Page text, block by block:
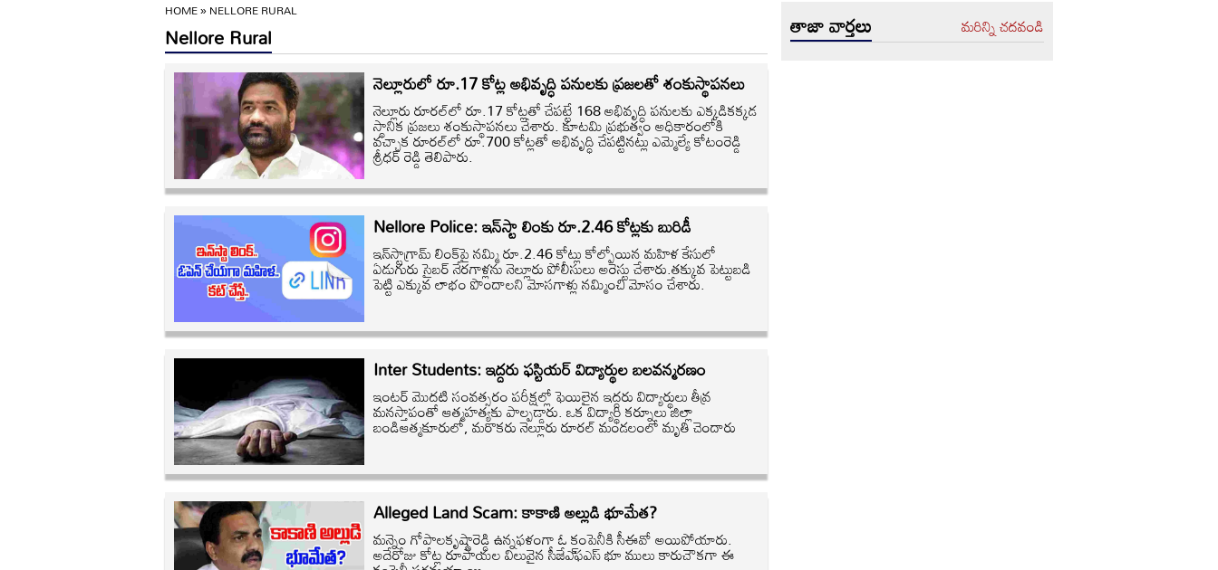
HOME»NELLORE RURAL
Nellore Rural
నెల్లూరులో రూ.17 కోట్ల అభివృద్ధి పనులకు ప్రజలతో శంకుస్థాపనలు
నెల్లూరు రూరల్‌లో రూ.17 కోట్లతో చేపట్టే 168 అభివృద్ధి పనులకు ఎక్కడికక్కడ
స్థానిక ప్రజలు శంకుస్థాపనలు చేశారు. కూటమి ప్రభుత్వం అధికారంలోకి
వచ్చాక రూరల్‌లో రూ.700 కోట్లతో అభివృద్ధి చేపట్టినట్లు ఎమ్మెల్యే కోటంరెడ్డి
శ్రీధర్ రెడ్డి తెలిపారు.
Nellore Police: ఇన్‌స్టా లింకు రూ.2.46 కోట్లకు బురిడీ
ఇన్‌స్టాగ్రామ్‌ లింక్‌పై నమ్మి రూ.2.46 కోట్లు కోల్పోయిన మహిళ కేసులో
ఏడుగురు సైబర్‌ నేరగాళ్లను నెల్లూరు పోలీసులు అరెస్టు చేశారు.తక్కువ పెట్టుబడి
పెట్టి ఎక్కువ లాభం పొందాలని మోసగాళ్లు నమ్మించి మోసం చేశారు.
Inter Students: ఇద్దరు ఫస్టియర్‌ విద్యార్థుల బలవన్మరణం
ఇంటర్‌ మొదటి సంవత్సరం పరీక్షల్లో ఫెయిలైన ఇద్దరు విద్యార్థులు తీవ్ర
మనస్తాపంతో ఆత్మహత్యకు పాల్పడ్డారు. ఒక విద్యార్థి కర్నూలు జిల్లా
బండిఆత్మకూరులో, మరొకరు నెల్లూరు రూరల్‌ మండలంలో మృతి చెందారు
Alleged Land Scam: కాకాణి అల్లుడి భూమేత?
మన్నెం గోపాలకృష్ణారెడ్డి ఉన్నఫళంగా ఓ కంపెనీకి సీఈవో అయిపోయారు.
అదేరోజు కోట్ల రూపాయల విలువైన సీజేఎ్‌ఫఎస్‌ భూ ములు కారుచౌకగా ఈ
తాజా వార్తలు మరిన్ని చదవండి